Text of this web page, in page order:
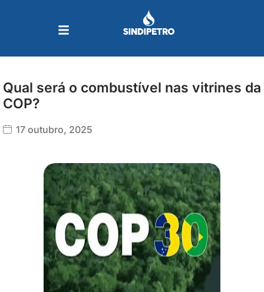
Qual será o combustível nas vitrines da
COP?
17 outubro, 2025